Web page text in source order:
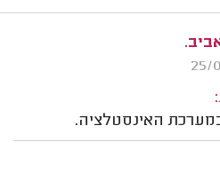
האינסטלציה.